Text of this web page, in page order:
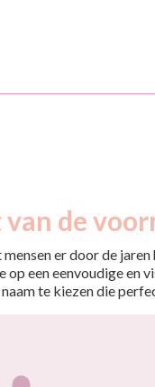
de
er door de
een eenvoudige
te kiezen die